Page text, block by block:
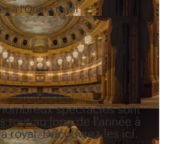
à l'Opéra royal
spectacles sont
tout au long de l'année à
royal. Découvrez-les ici.